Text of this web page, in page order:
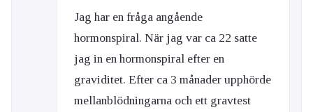
Jag har en fråga angående
hormonspiral. När jag var ca 22 satte
jag in en hormonspiral efter en
graviditet. Efter ca 3 månader upphörde
mellanblödningarna och ett gravtest